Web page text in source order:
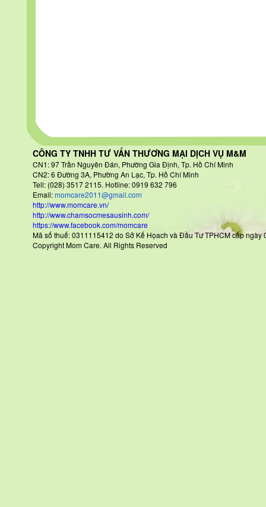
CÔNG TY TNHH TƯ VẤN THƯƠNG MẠI DỊCH VỤ M&M
CN1: 97 Trần Nguyên Đán, Phường Gia Định, Tp. Hồ Chí Minh
CN2: 6 Đường 3A, Phường An Lạc, Tp. Hồ Chí Minh
Tell: (028) 3517 2115. Hotline: 0919 632 796
Email:momcare2011@gmail.com
http://www.momcare.vn/
http://www.chamsocmesausinh.com/
https://www.facebook.com/momcare
Mã số thuế: 0311115412 do Sở Kế Họach và Đầu Tư TPHCM
Copyright Mom Care. All Rights Reserved